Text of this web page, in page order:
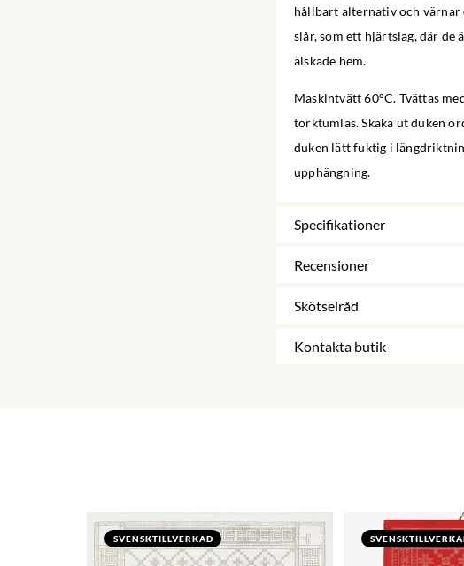
hållbart alternativ och värnar
slår, som ett hjärtslag, där
älskade hem.
Maskintvätt 60°C. Tvättas
torktumlas. Skaka ut duken
duken lätt fuktig i
upphängning.
Specifikationer
Recensioner
Skötselråd
Kontakta butik
SVENSKTILLVERKAD